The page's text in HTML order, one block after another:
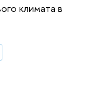
климата в